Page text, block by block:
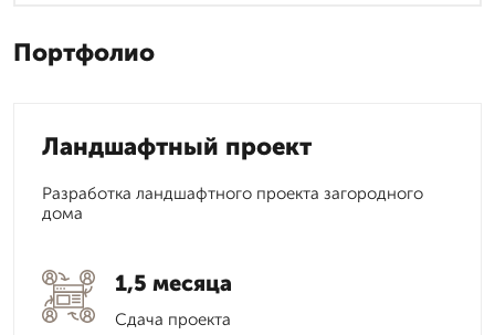
Портфолио
Ландшафтный проект
Разработка ландшафтного проекта загородного
дома
1,5 месяца
Сдача проекта